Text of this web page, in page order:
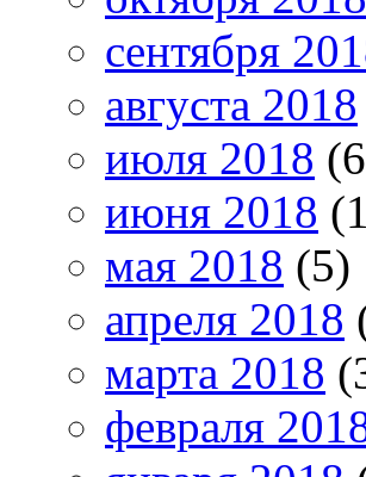
сентября
августа 2018
июля 2018
июня 2018
мая 2018 (5)
апреля 2018
марта 2018
февраля